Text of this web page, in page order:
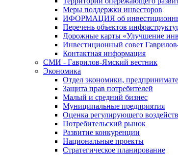
Меры поддержки инвесторов
ИФОРМАЦИЯ об инвестиционных
Перечень объектов
Дорожные карты «Улучшение
Инвестиционный совет
Контактная информация
СМИ - Гаврилов-Ямский вестник
Экономика
Отдел экономики,
Защита прав потребителей
Малый и средний бизнес
Муниципальные предприятия
Оценка регулирующего
Потребительский рынок
Развитие конкуренции
Национальные проекты
Стратегическое планирование